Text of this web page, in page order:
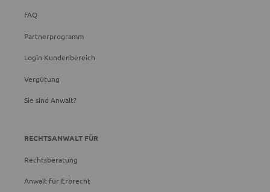
FAQ
Partnerprogramm
Login Kundenbereich
Vergütung
Sie sind Anwalt?
RECHTSANWALT FÜR
Rechtsberatung
Anwalt für Erbrecht